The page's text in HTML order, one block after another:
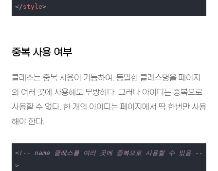
</style>
중복 사용 여부
클래스는 중복 사용이 가능하여, 동일한 클래스명을 페이지
의 여러 곳에 사용해도 무방하다. 그러나 아이디는 중복으로
사용할 수 없다. 한 개의 아이디는 페이지에서 딱 한번만 사용
해야 한다.
<!-- name 클래스를 여러 곳에 중복으로 사용할 수 있음 --
>